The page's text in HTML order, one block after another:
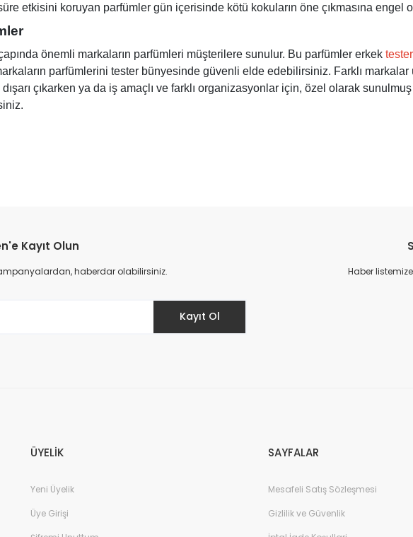
etkisini koruyan parfümler gün içerisinde kötü kokuların öne çıkmasına engel
önemli markaların parfümleri müşterilere sunulur. Bu parfümler erkek
parfümlerini tester bünyesinde güvenli elde edebilirsiniz. Farklı
dışarı çıkarken ya da iş amaçlı ve farklı organizasyonlar için, özel olarak
Kayıt Olun
haberdar olabilirsiniz.
Kayıt Ol
Haber
ÜYELİK
Yeni Üyelik
Üye Girişi
SAYFALAR
Mesafeli Satış Sözleşmesi
Gizlilik ve Güvenlik